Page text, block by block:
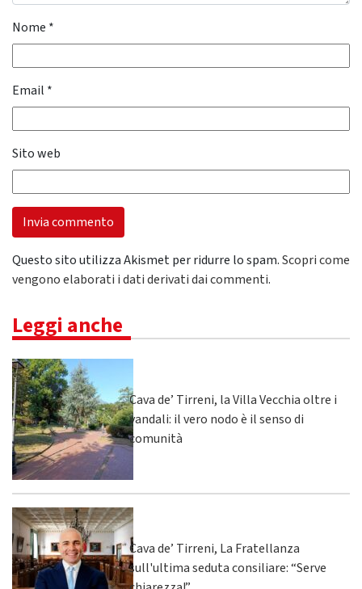
Nome *
Email *
Sito web
Questo sito utilizza Akismet per ridurre lo spam.Scopri come
vengono elaborati i dati derivati dai commenti.
Leggi anche
Cava de’ Tirreni, la Villa Vecchia oltre i
vandali: il vero nodo è il senso di
comunità
Cava de’ Tirreni, La Fratellanza
sull'ultima seduta consiliare: “Serve